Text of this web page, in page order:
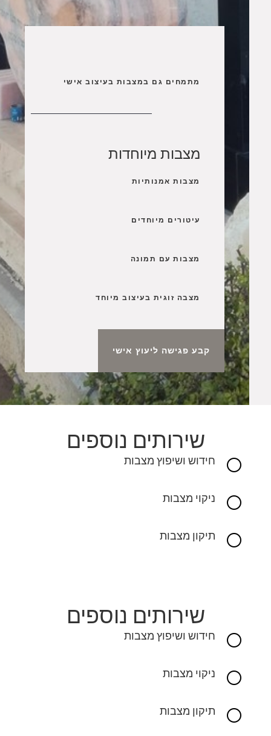
מתמחים גם במצבות בעיצוב אישי
מצבות מיוחדות
מצבות אמנותיות
עיטורים מיוחדים
מצבות עם תמונה
מצבה זוגית בעיצוב מיוחד
קבע פגישה ליעוץ אישי
שירותים נוספים
[ חידוש ושיפוץ מצבות
[ ניקוי מצבות
[ תיקון מצבות
שירותים נוספים
[ חידוש ושיפוץ מצבות
[ ניקוי מצבות
[ תיקון מצבות